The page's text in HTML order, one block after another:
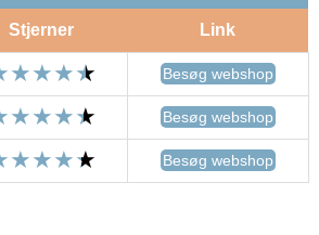
Stjerner Link
Besøg webshop
Besøg webshop
Besøg webshop